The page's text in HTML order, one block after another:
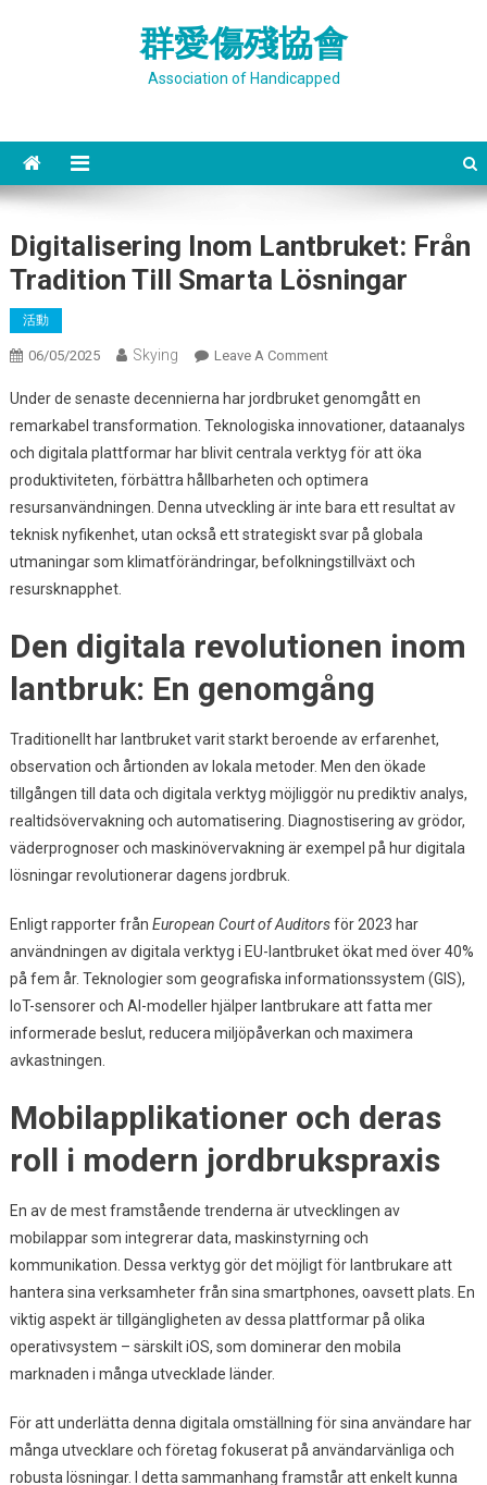
群愛傷殘協會
Association of Handicapped
Digitalisering Inom Lantbruket: Från
Tradition Till Smarta Lösningar
活動
06/05/2025 Skying Leave A CommentOn
Inom
Lantbruket:
Från
Tradition
Till
Smarta
Lösningar
Under de senaste decennierna har jordbruket genomgått en
remarkabel transformation. Teknologiska innovationer, dataanalys
och digitala plattformar har blivit centrala verktyg för att öka
produktiviteten, förbättra hållbarheten och optimera
resursanvändningen. Denna utveckling är inte bara ett resultat av
teknisk nyfikenhet, utan också ett strategiskt svar på globala
utmaningar som klimatförändringar, befolkningstillväxt och
resursknapphet.
Den digitala revolutionen inom
lantbruk: En genomgång
Traditionellt har lantbruket varit starkt beroende av erfarenhet,
observation och årtionden av lokala metoder. Men den ökade
tillgången till data och digitala verktyg möjliggör nu prediktiv analys,
realtidsövervakning och automatisering. Diagnostisering av grödor,
väderprognoser och maskinövervakning är exempel på hur digitala
lösningar revolutionerar dagens jordbruk.
Enligt rapporter från European Court of Auditorsför 2023 har
användningen av digitala verktyg i EU-lantbruket ökat med över 40%
på fem år. Teknologier som geografiska informationssystem (GIS),
IoT-sensorer och AI-modeller hjälper lantbrukare att fatta mer
informerade beslut, reducera miljöpåverkan och maximera
avkastningen.
Mobilapplikationer och deras
roll i modern jordbrukspraxis
En av de mest framstående trenderna är utvecklingen av
mobilappar som integrerar data, maskinstyrning och
kommunikation. Dessa verktyg gör det möjligt för lantbrukare att
hantera sina verksamheter från sina smartphones, oavsett plats. En
viktig aspekt är tillgängligheten av dessa plattformar på olika
operativsystem – särskilt iOS, som dominerar den mobila
marknaden i många utvecklade länder.
För att underlätta denna digitala omställning för sina användare har
många utvecklare och företag fokuserat på användarvänliga och
robusta lösningar. I detta sammanhang framstår att enkelt kunna